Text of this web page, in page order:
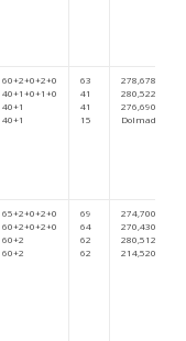
60+2+0+2+0
40+1+0+1+0
40+1
40+1
63
41
41
15
278,67845
280,52265
276,69023
Dolmadı
65+2+0+2+0
60+2+0+2+0
60+2
60+2
69
64
62
62
274,70071
270,43050
280,51271
214,52039